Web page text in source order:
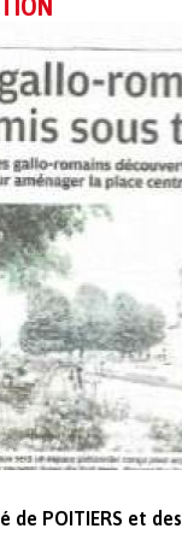
de POITIERS et des